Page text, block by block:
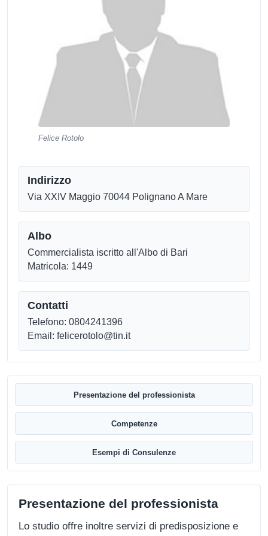
Felice Rotolo
Indirizzo
Via XXIV Maggio 70044 Polignano A Mare
Albo
Commercialista iscritto all'Albo di Bari
Matricola: 1449
Contatti
Telefono: 0804241396
Email: felicerotolo@tin.it
Presentazione del professionista
Competenze
Esempi di Consulenze
Presentazione del professionista
Lo studio offre inoltre servizi di predisposizione e